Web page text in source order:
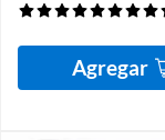
Agregar